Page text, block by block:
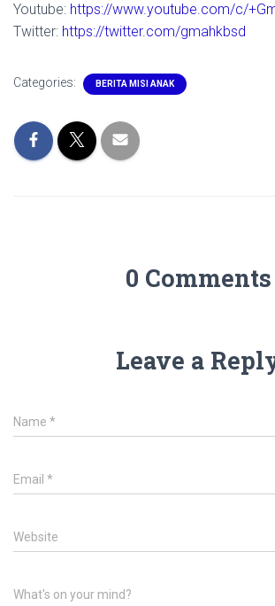
Youtube: https://www.youtube.com/c/
Twitter: https://twitter.com/gmahkbsd
Categories: BERITA MISI ANAK
0 Comments
Leave a
Name *
Email *
Website
What's on your mind?